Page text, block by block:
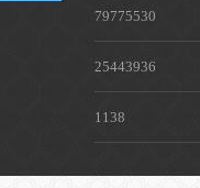
79775530
25443936
1138